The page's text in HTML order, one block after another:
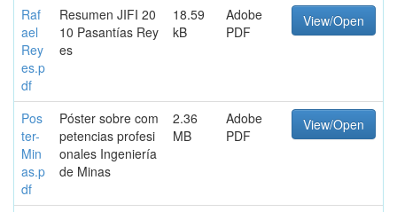
Raf
ael
Rey
es.p
df
Resumen JIFI 20
10 Pasantías Rey
es
18.59
kB
Adobe
PDF
View/Open
Pos
ter-
Min
as.p
df
Póster sobre com
petencias profesi
onales Ingeniería
de Minas
2.36
MB
Adobe
PDF
View/Open